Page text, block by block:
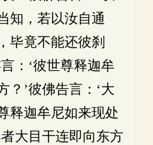
知，若以汝自通
毕竟不能还彼刹
：‘彼世尊释迦牟
？’彼佛告言：‘大
释迦牟尼如来现处
大目干连即向东方